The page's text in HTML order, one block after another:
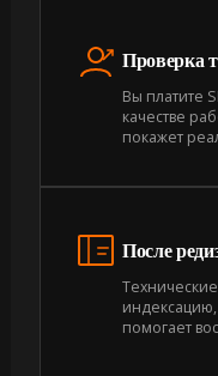
Проверка
Вы платите
качестве
покажет
После
помогает